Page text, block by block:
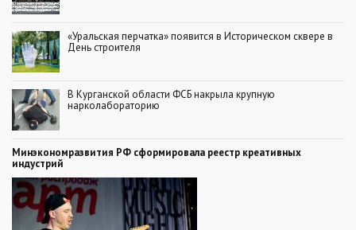
«Уральская перчатка» появится в Историческом сквере в
День строителя
В Курганской области ФСБ накрыла крупную
нарколабораторию
Минэкономразвития РФ сформировала реестр креативных
индустрий